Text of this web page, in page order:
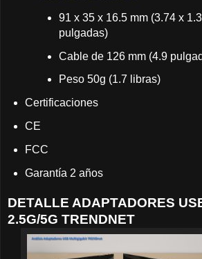
91 x 35 x 16.5 mm (3.74 x
pulgadas)
Cable de 126 mm (4.9
Peso 50g (1.7 libras)
Certificaciones
CE
FCC
Garantía 2 años
DETALLE ADAPTADORES
2.5G/5G TRENDNET